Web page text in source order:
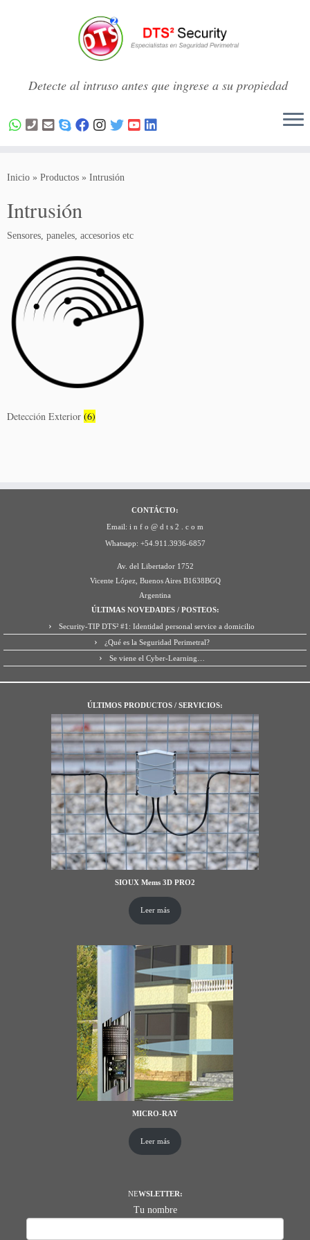
Detecte al intruso antes que ingrese a su propiedad
Inicio » Productos » Intrusión
Intrusión
Sensores, paneles, accesorios etc
Detección Exterior (6)
CONTÁCTO:
Email: i n f o @ d t s 2 . c o m
Whatsapp: +54.911.3936-6857
Av. del Libertador 1752
Vicente López, Buenos Aires B1638BGQ
Argentina
ÚLTIMAS NOVEDADES / POSTEOS:
Security-TIP DTS² #1: Identidad personal service a domicilio
¿Qué es la Seguridad Perimetral?
Se viene el Cyber-Learning…
ÚLTIMOS PRODUCTOS / SERVICIOS:
SIOUX Mems 3D PRO2
Leer más
MICRO-RAY
Leer más
NEWSLETTER:
Tu nombre